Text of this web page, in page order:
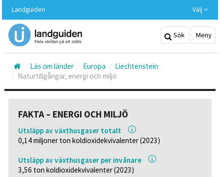
huvudinnehållet
Landguiden Välj
Sök Meny
Läs om länder Europa
Liechtenstein
Naturtillgångar, energi och miljö
FAKTA – ENERGI OCH MILJÖ
Utsläpp av växthusgaser totalt
0,14 miljoner ton koldioxidekvivalenter (2023)
Utsläpp av växthusgaser per invånare
3,56 ton koldioxidekvivalenter (2023)